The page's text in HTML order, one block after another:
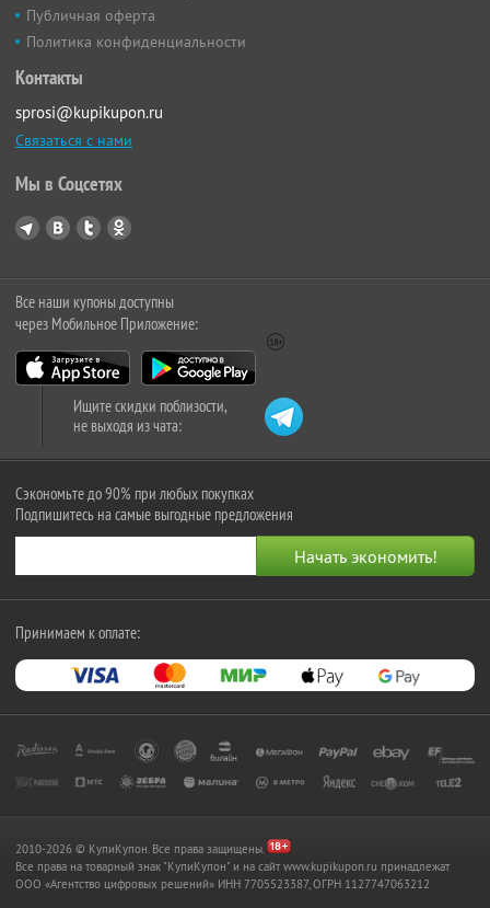
Публичная оферта
Политика конфиденциальности
Контакты
sprosi@kupikupon.ru
Связаться с нами
Мы в Соцсетях
Все наши купоны доступны
через Мобильное Приложение:
Ищите скидки поблизости,
не выходя из чата:
Сэкономьте до 90% при любых покупках
Подпишитесь на самые выгодные предложения
Принимаем к оплате:
2010-2026 © КупиКупон. Все права защищены.
Все права на товарный знак "КупиКупон" и на сайт www.kupikupon.ru принадлежат
OOO «Агентство цифровых решений» ИНН 7705523387, ОГРН 1127747063212